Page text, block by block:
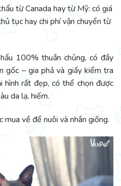
từ Canada hay từ Mỹ: có giá
tục hay chi phí vận chuyển từ
100% thuần chủng, có đầy
gốc – gia phả và giấy kiểm tra
hình rất đẹp, có thể chọn được
da lạ, hiếm.
về để nuôi và nhân giống.